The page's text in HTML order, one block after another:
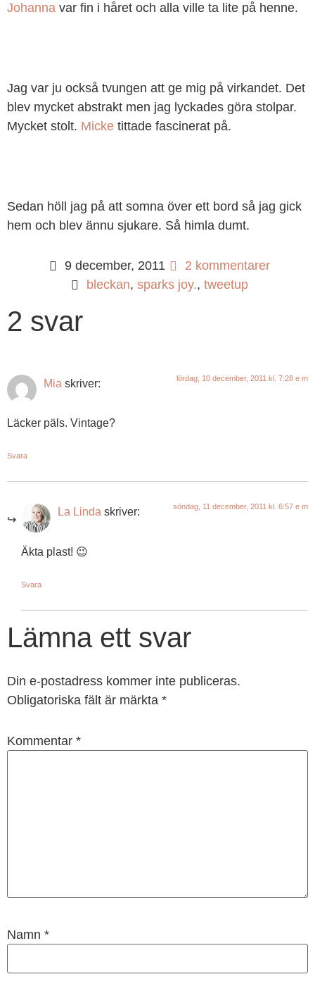
Johanna var fin i håret och alla ville ta lite på henne.
Jag var ju också tvungen att ge mig på virkandet. Det
blev mycket abstrakt men jag lyckades göra stolpar.
Mycket stolt. Micke tittade fascinerat på.
Sedan höll jag på att somna över ett bord så jag gick
hem och blev ännu sjukare. Så himla dumt.
9 december, 2011
2 kommentarer
bleckan, sparks joy., tweetup
2 svar
Mia skriver: lördag, 10 december, 2011 kl. 7:28 e m
Läcker päls. Vintage?
Svara
La Linda skriver: söndag, 11 december, 2011 kl. 6:57 e m
Äkta plast! 😉
Svara
Lämna ett svar
Din e-postadress kommer inte publiceras.
Obligatoriska fält är märkta *
Kommentar *
Namn *